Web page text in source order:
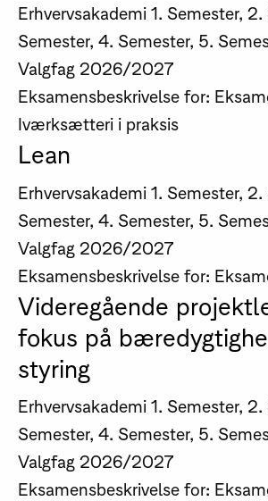
Erhvervsakademi 1. Semester,
Semester, 4. Semester, 5.
Valgfag 2026/2027
Eksamensbeskrivelse for:
Iværksætteri i praksis
Lean
Erhvervsakademi 1. Semester,
Semester, 4. Semester, 5.
Valgfag 2026/2027
Eksamensbeskrivelse for:
Videregående
fokus på
styring
Erhvervsakademi 1. Semester,
Semester, 4. Semester, 5.
Valgfag 2026/2027
Eksamensbeskrivelse for: